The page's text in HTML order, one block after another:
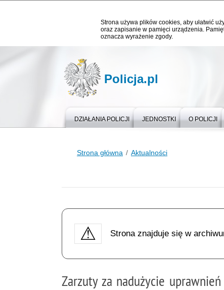
Strona używa plików cookies, aby ułatwić
oraz zapisanie w pamięci urządzenia.
oznacza wyrażenie zgody.
Policja.pl
DZIAŁANIA POLICJI JEDNOSTKI O POLICJI
Strona główna Aktualności
Strona znajduje się w
Zarzuty za nadużycie uprawnień